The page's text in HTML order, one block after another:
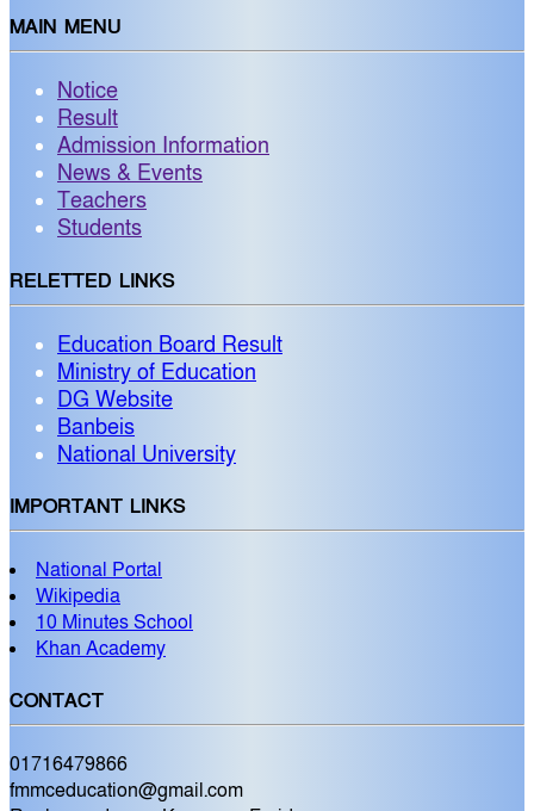
MAIN MENU
Notice
Result
Admission Information
News & Events
Teachers
Students
RELETTED LINKS
Education Board Result
Ministry of Education
DG Website
Banbeis
National University
IMPORTANT LINKS
National Portal
Wikipedia
10 Minutes School
Khan Academy
CONTACT
01716479866
fmmceducation@gmail.com